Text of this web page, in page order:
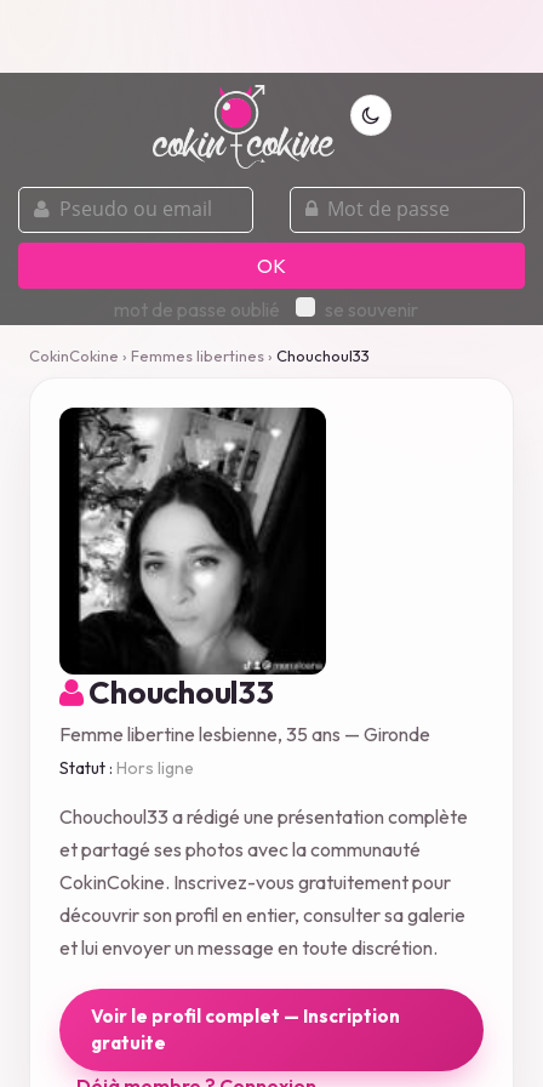
pseudo
ou
email
mot
de
passe
OK
mot de passe oublié
se souvenir
CokinCokine › Femmes libertines› Chouchoul33
Chouchoul33
Femme libertine lesbienne, 35 ans — Gironde
Statut : Hors ligne
Chouchoul33 a rédigé une présentation complète
et partagé ses photos avec la communauté
CokinCokine. Inscrivez-vous gratuitement pour
découvrir son profil en entier, consulter sa galerie
et lui envoyer un message en toute discrétion.
Voir le profil complet — Inscription
gratuite